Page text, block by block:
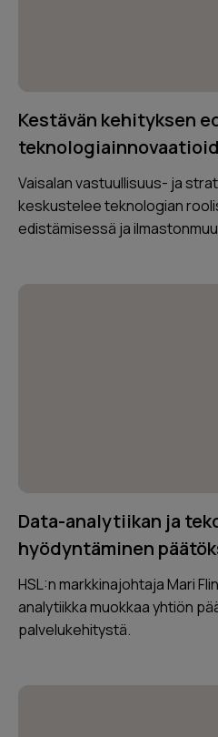
Kestävän kehityksen
Vaisalan vastuullisuus- ja
keskustelee teknologian
edistämisessä ja
Data-analytiikan ja
hyödyntäminen
HSL:n markkinajohtaja Mari
analytiikka muokkaa yhtiön
palvelukehitystä.